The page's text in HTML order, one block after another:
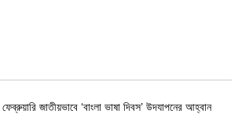
জাতীয়ভাবে ‘বাংলা ভাষা দিবস’ উদযাপনের আহ্বান